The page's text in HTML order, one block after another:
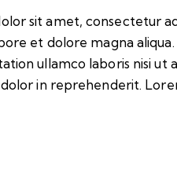
sit amet, consectetur
et dolore magna
ullamco laboris nisi ut
in reprehenderit.